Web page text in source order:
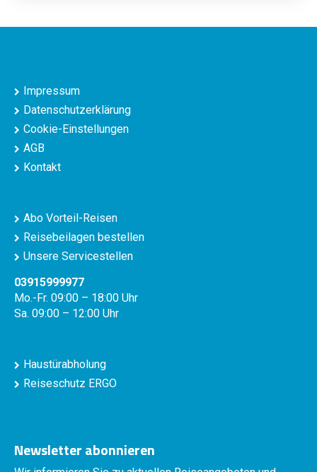
Impressum
Datenschutzerklärung
Cookie-Einstellungen
AGB
Kontakt
Abo Vorteil-Reisen
Reisebeilagen bestellen
Unsere Servicestellen
03915999977
Mo.-Fr. 09:00 – 18:00 Uhr
Sa. 09:00 – 12:00 Uhr
Haustürabholung
Reiseschutz ERGO
Newsletter abonnieren